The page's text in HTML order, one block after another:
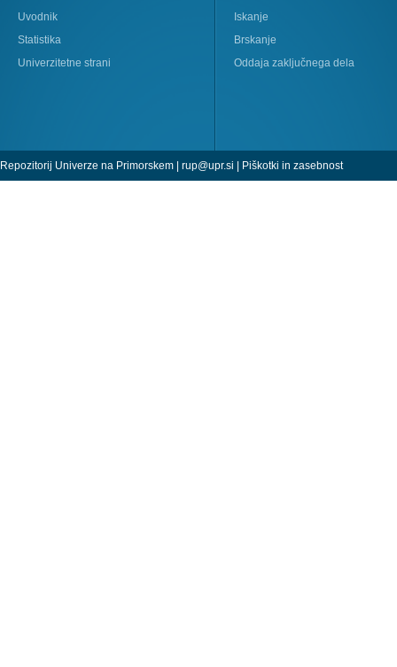
Uvodnik
Statistika
Univerzitetne strani
Iskanje
Brskanje
Oddaja zaključnega dela
Repozitorij Univerze na Primorskem | rup@upr.si | Piškotki in zasebnost